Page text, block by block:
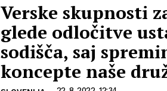
Verske skupnosti
glede odločitve
sodišča, saj
koncepte naše